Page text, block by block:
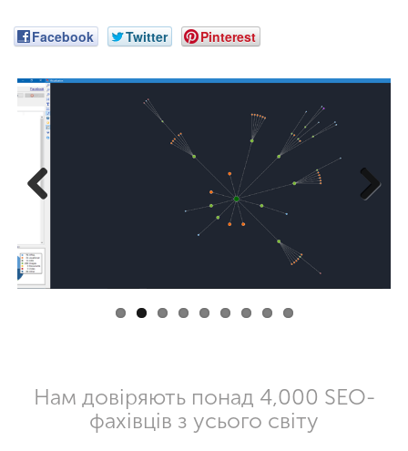
Facebook Twitter Pinterest
Нам довіряють понад 4,000 SEO-
фахівців з усього світу